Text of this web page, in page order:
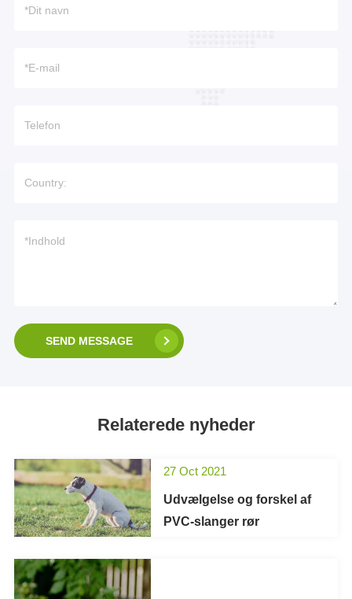
SEND MESSAGE
Relaterede nyheder
27 Oct 2021
Udvælgelse og forskel af
PVC-slanger rør